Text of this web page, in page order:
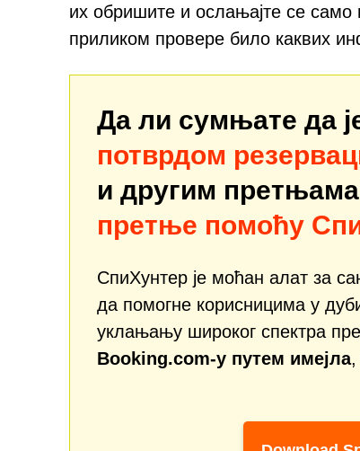
их обришите и ослањајте се само
приликом провере било каквих
Да ли сумњате да
потврдом
и другим
претње помоћу
СпиХунтер је моћан алат за
да помогне корисницима у
уклањању широког спектра
Booking.com-у путем имејла,